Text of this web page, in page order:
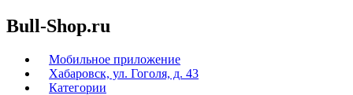
Bull-Shop.ru
Мобильное приложение
Хабаровск, ул. Гоголя, д. 43
Категории